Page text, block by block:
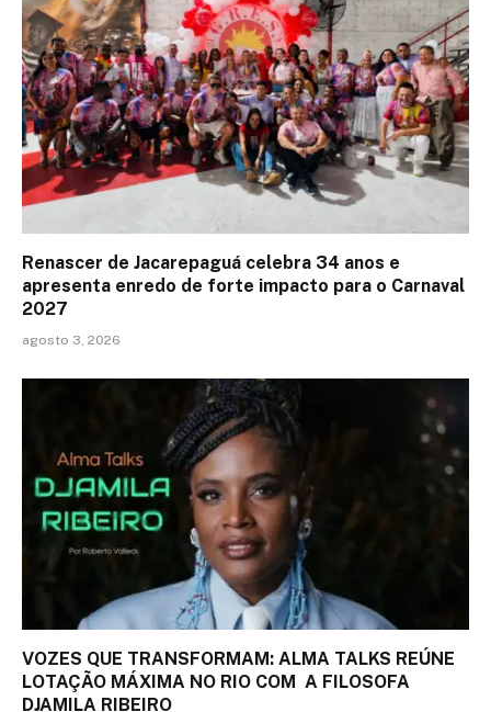
Renascer de Jacarepaguá celebra 34 anos e
apresenta enredo de forte impacto para o Carnaval
2027
agosto 3, 2026
VOZES QUE TRANSFORMAM: ALMA TALKS REÚNE
LOTAÇÃO MÁXIMA NO RIO COM A FILOSOFA
DJAMILA RIBEIRO